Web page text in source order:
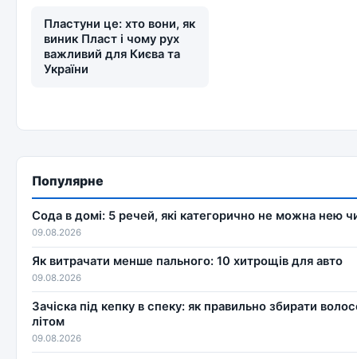
Пластуни це: хто вони, як
виник Пласт і чому рух
важливий для Києва та
України
Популярне
Сода в домі: 5 речей, які категорично не можна нею
09.08.2026
Як витрачати менше пального: 10 хитрощів для авто
09.08.2026
Зачіска під кепку в спеку: як правильно збирати
літом
09.08.2026